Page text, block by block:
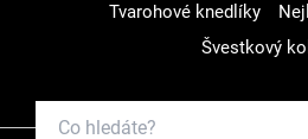
Tvarohové knedlíky
Švestkový